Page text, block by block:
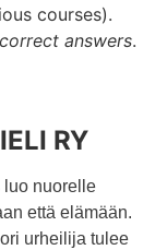
courses).
answers.
RY
luo nuorelle
että elämään.
urheilija tulee